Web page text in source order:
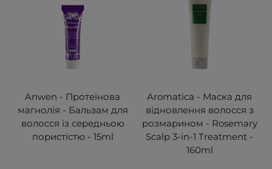
Anwen - Протеїнова
магнолія - Бальзам для
волосся із середньою
пористістю - 15ml
Aromatica - Маска для
відновлення волосся з
розмарином - Rosemary
Scalp 3-in-1 Treatment -
160ml